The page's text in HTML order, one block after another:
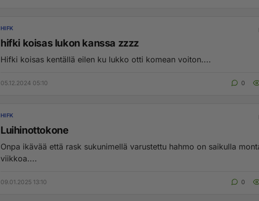
HIFK
hifki koisas lukon kanssa zzzz
Hifki koisas kentällä eilen ku lukko otti komean voiton....
05.12.2024 05:10 0
HIFK
Luihinottokone
Onpa ikävää että rask sukunimellä varustettu hahmo on saikulla
viikkoa....
09.01.2025 13:10 0